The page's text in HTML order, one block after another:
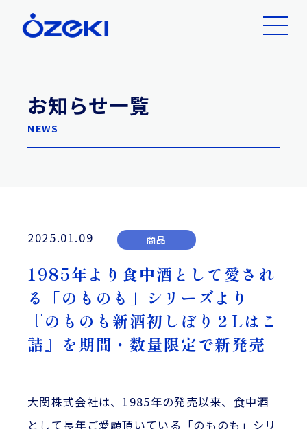
お知らせ一覧
NEWS
2025.01.09 商品
1985年より食中酒として愛され
る「のものも」シリーズより
『のものも新酒初しぼり２Lはこ
詰』を期間・数量限定で新発売
大関株式会社は、1985年の発売以来、食中酒
として長年ご愛顧頂いている「のものも」シリ